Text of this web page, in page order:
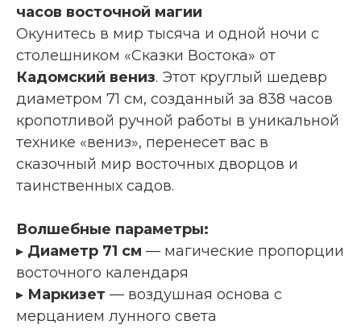
часов восточной магии
Окунитесь в мир тысяча и одной ночи с
столешником «Сказки Востока» от
Кадомский вениз. Этот круглый шедевр
диаметром 71 см, созданный за 838 часов
кропотливой ручной работы в уникальной
технике «вениз», перенесет вас в
сказочный мир восточных дворцов и
таинственных садов.
Волшебные параметры:
▸ Диаметр 71 см — магические пропорции
восточного календаря
▸ Маркизет — воздушная основа с
мерцанием лунного света